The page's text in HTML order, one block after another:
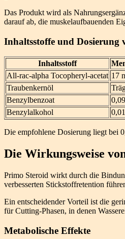
Das Produkt wird als
darauf ab, die muskelaufbauenden
Inhaltsstoffe und Dosierung
Inhaltsstoff
All-rac-alpha Tocopheryl-acetat 17
Traubenkernöl
Benzylbenzoat
Benzylalkohol
Die empfohlene Dosierung liegt bei
Die Wirkungsweise
Primo Steroid wirkt durch die
verbesserten Stickstoffretention
Ein entscheidender Vorteil ist die
für Cutting-Phasen, in denen
Metabolische Effekte